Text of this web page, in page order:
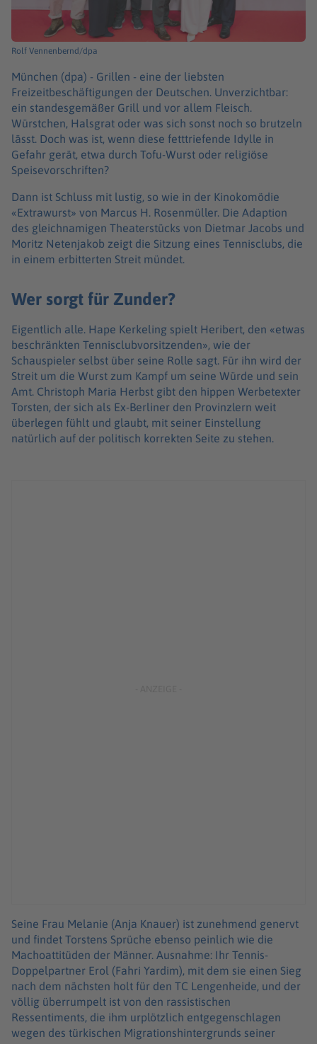
Rolf Vennenbernd/dpa
München (dpa) - Grillen - eine der liebsten
Freizeitbeschäftigungen der Deutschen. Unverzichtbar:
ein standesgemäßer Grill und vor allem Fleisch.
Würstchen, Halsgrat oder was sich sonst noch so brutzeln
lässt. Doch was ist, wenn diese fetttriefende Idylle in
Gefahr gerät, etwa durch Tofu-Wurst oder religiöse
Speisevorschriften?
Dann ist Schluss mit lustig, so wie in der Kinokomödie
«Extrawurst» von Marcus H. Rosenmüller. Die Adaption
des gleichnamigen Theaterstücks von Dietmar Jacobs und
Moritz Netenjakob zeigt die Sitzung eines Tennisclubs, die
in einem erbitterten Streit mündet.
Wer sorgt für Zunder?
Eigentlich alle. Hape Kerkeling spielt Heribert, den «etwas
beschränkten Tennisclubvorsitzenden», wie der
Schauspieler selbst über seine Rolle sagt. Für ihn wird der
Streit um die Wurst zum Kampf um seine Würde und sein
Amt. Christoph Maria Herbst gibt den hippen Werbetexter
Torsten, der sich als Ex-Berliner den Provinzlern weit
überlegen fühlt und glaubt, mit seiner Einstellung
natürlich auf der politisch korrekten Seite zu stehen.
Seine Frau Melanie (Anja Knauer) ist zunehmend genervt
und findet Torstens Sprüche ebenso peinlich wie die
Machoattitüden der Männer. Ausnahme: Ihr Tennis-
Doppelpartner Erol (Fahri Yardim), mit dem sie einen Sieg
nach dem nächsten holt für den TC Lengenheide, und der
völlig überrumpelt ist von den rassistischen
Ressentiments, die ihm urplötzlich entgegenschlagen
wegen des türkischen Migrationshintergrunds seiner